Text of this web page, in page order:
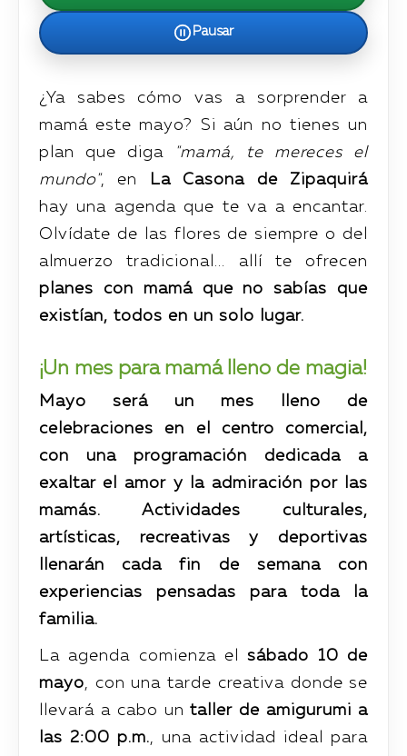
Pausar
¿Ya sabes cómo vas a sorprender a
mamá este mayo? Si aún no tienes un
plan que diga
"mamá, te mereces el
mundo", en
La Casona de Zipaquirá
hay una agenda que te va a encantar.
Olvídate de las flores de siempre o del
almuerzo tradicional... allí te ofrecen
planes con mamá que no sabías que
existían, todos en un solo lugar.
¡Un mes para mamá lleno de magia!
Mayo será un mes lleno de
celebraciones en el centro comercial,
con una programación dedicada a
exaltar el amor y la admiración por las
mamás. Actividades culturales,
artísticas, recreativas y deportivas
llenarán cada fin de semana con
experiencias pensadas para toda la
familia.
La agenda comienza elsábado 10 de
mayo, con una tarde creativa donde se
llevará a cabo untaller de amigurumi a
las 2:00 p.m., una actividad ideal para